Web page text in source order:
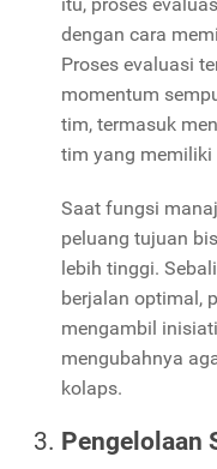
dengan cara
Proses evaluasi
momentum
tim, termasuk
tim yang memiliki
Saat fungsi
peluang tujuan
lebih tinggi.
berjalan optimal,
mengambil
mengubahnya
kolaps.
Pengelolaan